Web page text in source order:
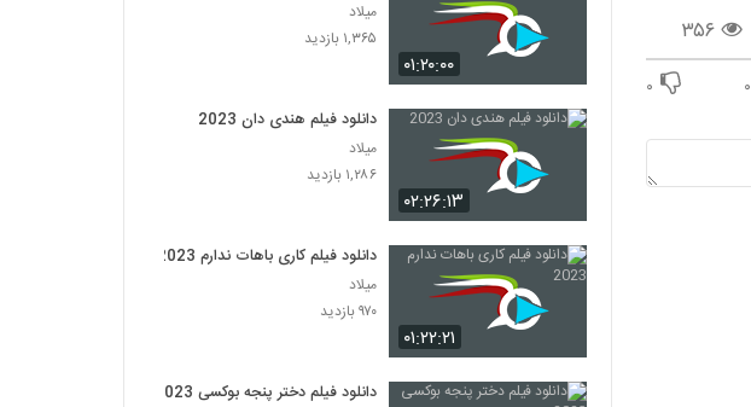
۳۵۶
۰ ۰
۰۱:۲۰:۰۰
میلاد
۱,۳۶۵ بازدید
۰۲:۲۶:۱۳
دانلود فیلم هندی دان 2023
میلاد
۱,۲۸۶ بازدید
۰۱:۲۲:۲۱
دانلود فیلم کاری باهات ندارم 2023
میلاد
۹۷۰ بازدید
دانلود فیلم دختر پنجه بوکسی 2023